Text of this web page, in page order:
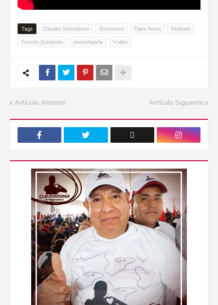
Tags Claudia Sheinbaum Elecciones Fake News
Podcast
Poncho Gutiérrez
precampaña Video
Artículo Anterior Artículo Siguiente